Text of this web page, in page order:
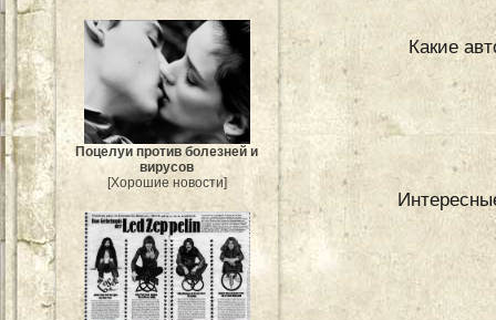
Поцелуи против болезней и
вирусов
[Хорошие новости]
Какие